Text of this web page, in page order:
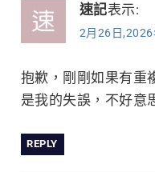
速記表示:
2月26日
抱歉，剛剛如果有重
是我的失誤，不好意
REPLY